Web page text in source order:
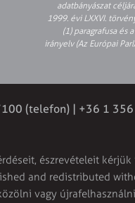
adatbányászat
1999. évi LXXVI.
(1) paragrafusa és
irányelv (Az Európai
(telefon) | +36 1
észrevételeit
and redistributed
vagy